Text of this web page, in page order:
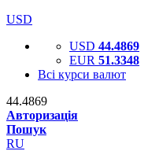
USD
USD 44.4869
EUR 51.3348
Всі курси валют
44.4869
Авторизація
Пошук
RU